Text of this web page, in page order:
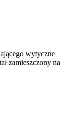
wytyczne
zamieszczony na